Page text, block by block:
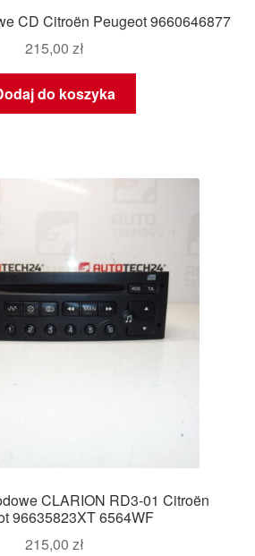
CD Citroën Peugeot 9660646877
215,00 zł
do koszyka
CLARION RD3-01 Citroën
96635823XT 6564WF
215,00 zł